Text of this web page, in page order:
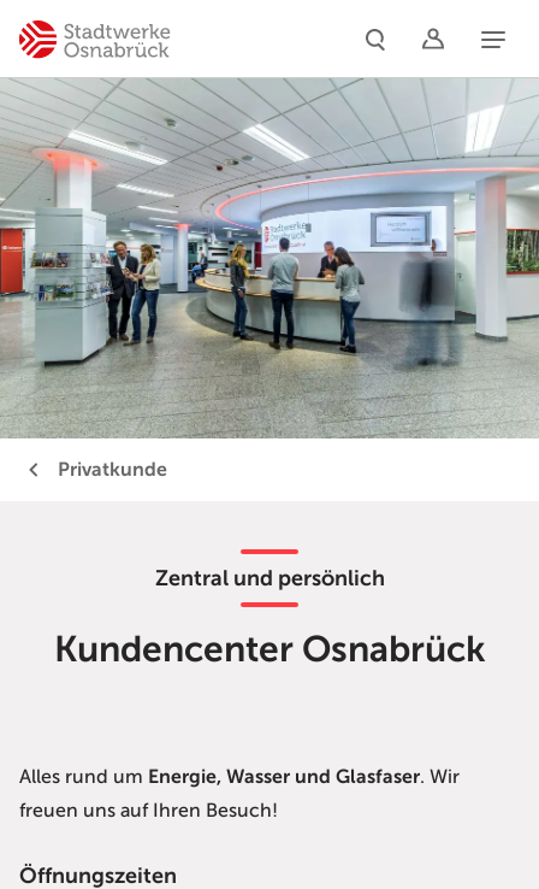
Privatkunde
Zentral und persönlich
Kundencenter Osnabrück
Alles rund um Energie, Wasser und Glasfaser. Wir
freuen uns auf Ihren Besuch!
Öffnungszeiten